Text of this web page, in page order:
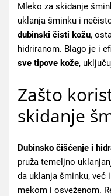
Mleko za skidanje
uklanja šminku i
dubinski čisti kožu,
hidriranom. Blago je i
sve tipove kože,
Zašto
skidanje
Dubinsko čišćenje i
pruža temeljno
da uklanja šminku, već
mekom i osveženom.